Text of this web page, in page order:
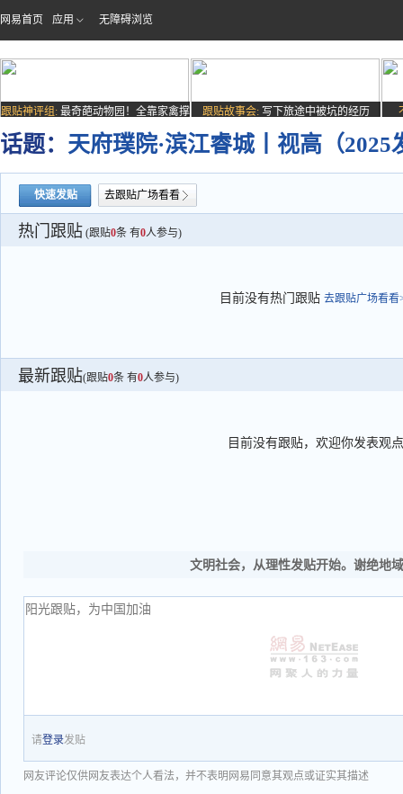
网易首页 应用 无障碍浏览
跟贴神评组: 最奇葩动物园！全靠家禽撑
场子
跟贴故事会: 写下旅途中被坑的经历
话题： 天府璞院·滨江睿城丨视高（
快速发贴 去跟贴广场看看
热门跟贴 (跟贴0条 有0人参与)
目前没有热门跟贴 去跟贴广场看看
最新跟贴(跟贴0条 有0人参与)
目前没有跟贴，欢迎你发表观点
文明社会，从理性发贴开始。谢绝地
请登录发贴
网友评论仅供网友表达个人看法，并不表明网易同意其观点或证实其描述